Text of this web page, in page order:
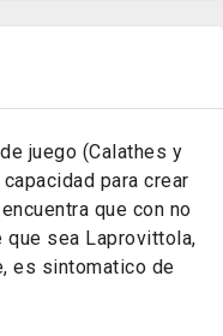
juego (Calathes y
para crear
que con no
que sea Laprovittola,
es sintomatico de